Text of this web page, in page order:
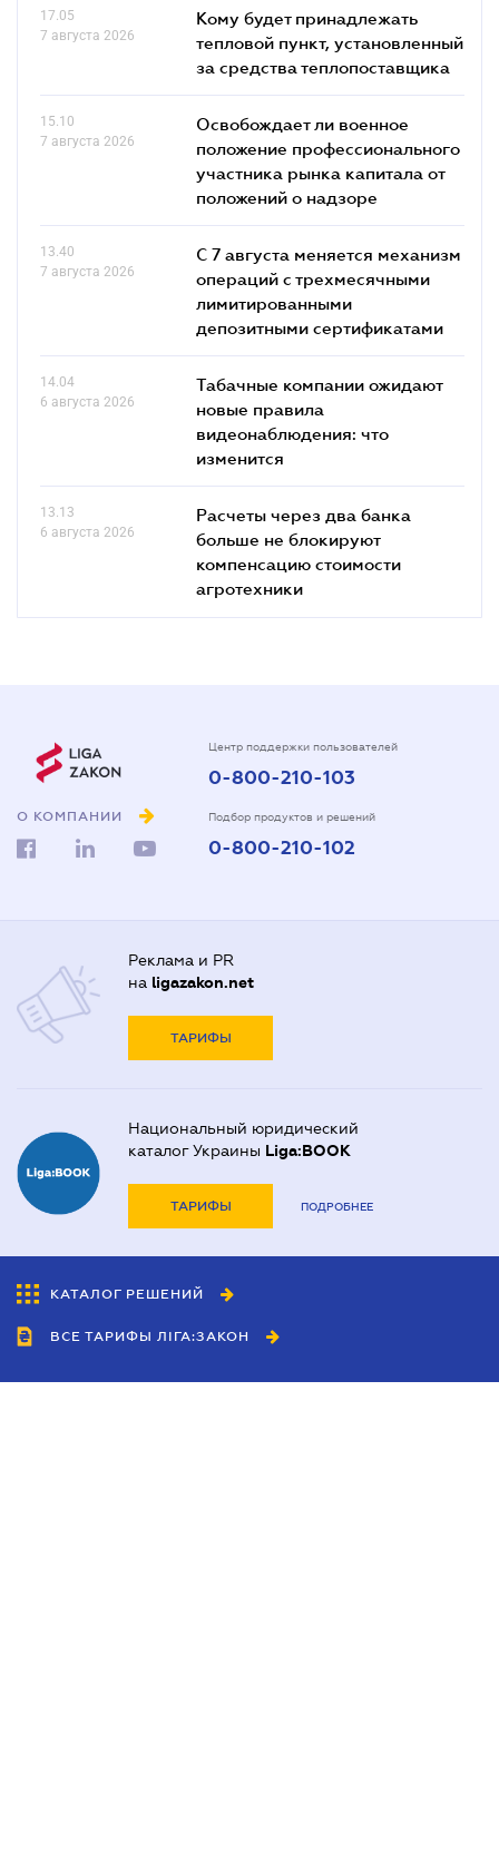
17.05
7 августа 2026
Кому будет принадлежать
тепловой пункт, установленный
за средства теплопоставщика
15.10
7 августа 2026
Освобождает ли военное
положение профессионального
участника рынка капитала от
положений о надзоре
13.40
7 августа 2026
С 7 августа меняется механизм
операций с трехмесячными
лимитированными
депозитными сертификатами
14.04
6 августа 2026
Табачные компании ожидают
новые правила
видеонаблюдения: что
изменится
13.13
6 августа 2026
Расчеты через два банка
больше не блокируют
компенсацию стоимости
агротехники
О КОМПАНИИ
Центр поддержки пользователей
0-800-210-103
Подбор продуктов и решений
0-800-210-102
Реклама и PR
на ligazakon.net
ТАРИФЫ
Национальный юридический
каталог Украины Liga:BOOK
ТАРИФЫ ПОДРОБНЕЕ
КАТАЛОГ РЕШЕНИЙ
ВСЕ ТАРИФЫ ЛІГА:ЗАКОН